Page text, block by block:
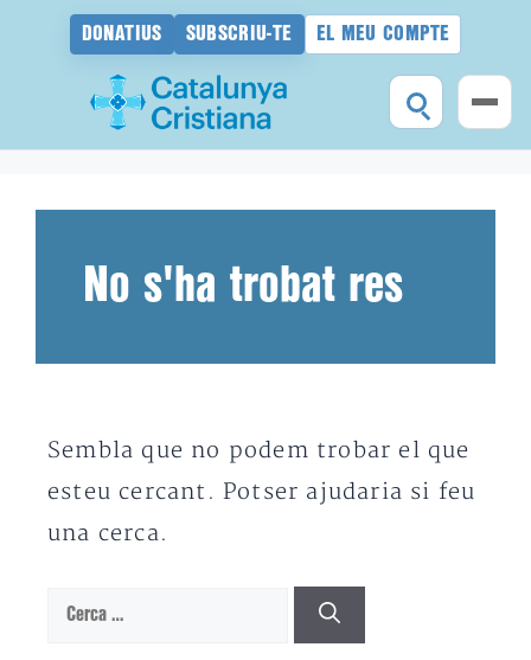
DONATIUS SUBSCRIU-TE EL MEU COMPTE
No s'ha trobat res
Sembla que no podem trobar el que
esteu cercant. Potser ajudaria si feu
una cerca.
Cerca: